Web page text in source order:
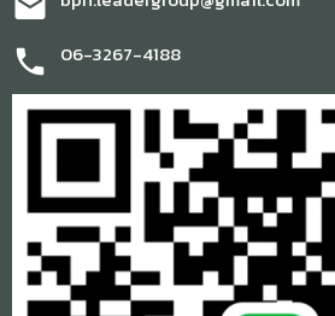
phone 06-3267-4188